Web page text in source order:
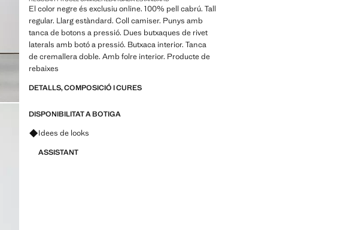
El color negre és exclusiu online. 100% pell cabrú. Tall
regular. Llarg estàndard. Coll camiser. Punys amb
tanca de botons a pressió. Dues butxaques de rivet
laterals amb botó a pressió. Butxaca interior. Tanca
de cremallera doble. Amb folre interior. Producte de
rebaixes
DETALLS, COMPOSICIÓ I CURES
DISPONIBILITAT A BOTIGA
Pregunta per looks, peces i tendències
Idees de looks
ASSISTANT